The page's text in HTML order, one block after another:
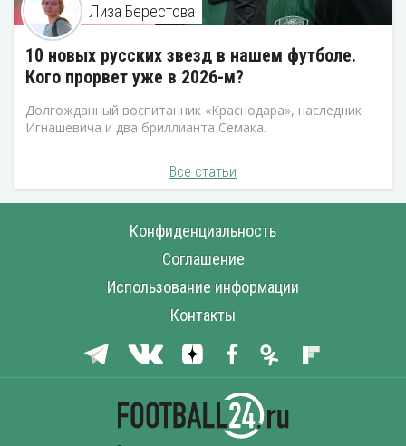
Лиза Берестова
10 новых русских звезд в нашем футболе.
Кого прорвет уже в 2026-м?
Долгожданный воспитанник «Краснодара», наследник
Игнашевича и два бриллианта Семака.
Все статьи
Конфиденциальность
Соглашение
Использование информации
Контакты